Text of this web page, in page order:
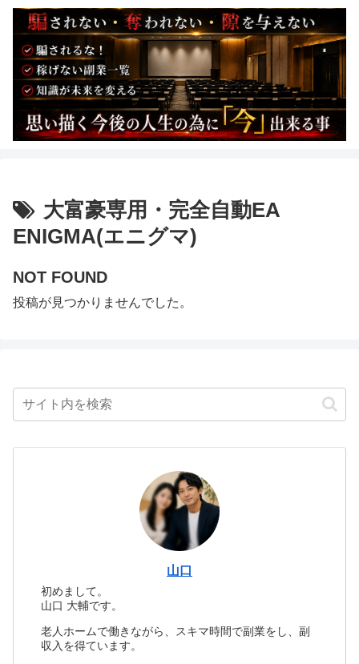
大富豪専用・完全自動EA
ENIGMA(エニグマ)
NOT FOUND
投稿が見つかりませんでした。
山口
初めまして。
山口 大輔です。
老人ホームで働きながら、スキマ時間で副業をし、副
収入を得ています。